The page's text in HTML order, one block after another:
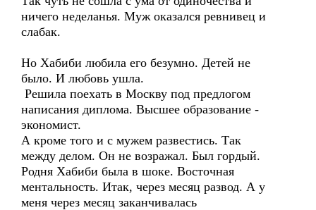
ничего неделанья. Муж оказался ревнивец и
слабак.
Но Хабиби любила его безумно. Детей не
было. И любовь ушла.
Решила поехать в Москву под предлогом
написания диплома. Высшее образование -
экономист.
А кроме того и с мужем развестись. Так
между делом. Он не возражал. Был гордый.
Родня Хабиби была в шоке. Восточная
ментальность. Итак, через месяц развод. А у
меня через месяц заканчивалась